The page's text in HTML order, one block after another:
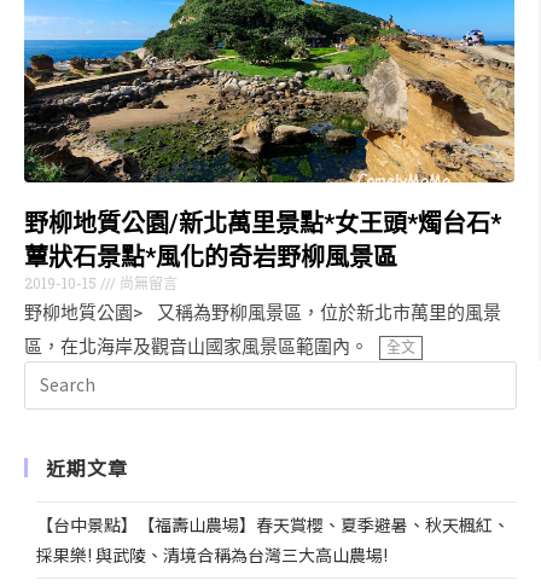
野柳地質公園/新北萬里景點*女王頭*燭台石*
蕈狀石景點*風化的奇岩野柳風景區
2019-10-15 尚無留言
野柳地質公園> 又稱為野柳風景區，位於新北市萬里的風景
區，在北海岸及觀音山國家風景區範圍內。
全文
近期文章
【台中景點】【福壽山農場】春天賞櫻、夏季避暑、秋天楓紅、
採果樂! 與武陵、清境合稱為台灣三大高山農場!